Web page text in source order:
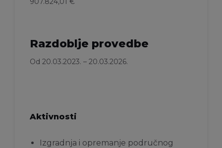
Razdoblje provedbe
Od 20.03.2023. – 20.03.2026.
Aktivnosti
Izgradnja i opremanje područnog